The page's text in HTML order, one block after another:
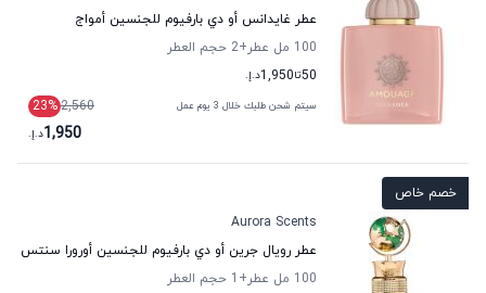
عطر غايدانس أو دي بارفيوم للجنسين أمواج
100 مل عطر
+2
حجم العطر
50تا1,950د.إ.
سيتم شحن طلبك خلال 3 يوم عمل 2,560
23%
1,950د.إ.
خصم خاص
Aurora Scents
عطر رويال جرين أو دي بارفيوم للجنسين أورورا سنتس
100 مل عطر
+1
حجم العطر